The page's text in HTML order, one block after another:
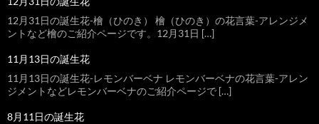
12月31日の誕生花-檜（ひのき） 檜（ひのき）の花言葉-アレンジメ
ントなど檜のご紹介ページです。12月31日 […]
11月13日の誕生花
11月13日の誕生花-レモンバーベナ レモンバーベナの花言葉-アレン
ジメントなどレモンバーベナのご紹介ページで […]
8月11日の誕生花